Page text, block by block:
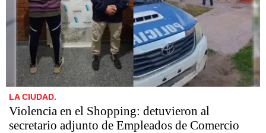
LA CIUDAD.
Violencia en el Shopping: detuvieron al
secretario adjunto de Empleados de Comercio